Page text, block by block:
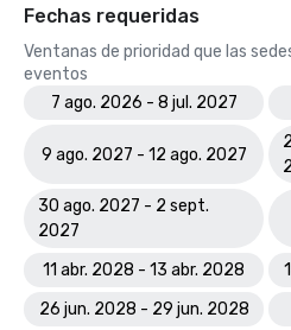
Fechas requeridas
Ventanas de prioridad que las
eventos
7 ago. 2026 - 8 jul. 2027
9 ago. 2027 - 12 ago. 2027
30 ago. 2027 - 2 sept.
2027
11 abr. 2028 - 13 abr. 2028
26 jun. 2028 - 29 jun. 2028